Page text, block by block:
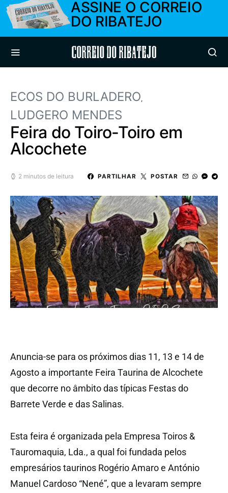
ASSINE O CORREIO
DO RIBATEJO
Correio do Ribatejo
ECOS DO BURLADERO
LUDGERO MENDES
Feira do Toiro-Toiro em
Alcochete
2 minutos de leitura PARTILHAR POSTAR
Anuncia-se para os próximos dias 11, 13 e 14 de
Agosto a importante Feira Taurina de Alcochete
que decorre no âmbito das típicas Festas do
Barrete Verde e das Salinas.
Esta feira é organizada pela Empresa Toiros &
Tauromaquia, Lda., a qual foi fundada pelos
empresários taurinos Rogério Amaro e António
Manuel Cardoso “Nené”, que a levaram sempre